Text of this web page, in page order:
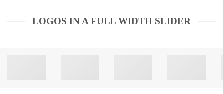
LOGOS IN A FULL WIDTH SLIDER